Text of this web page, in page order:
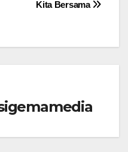
Kita Bersama